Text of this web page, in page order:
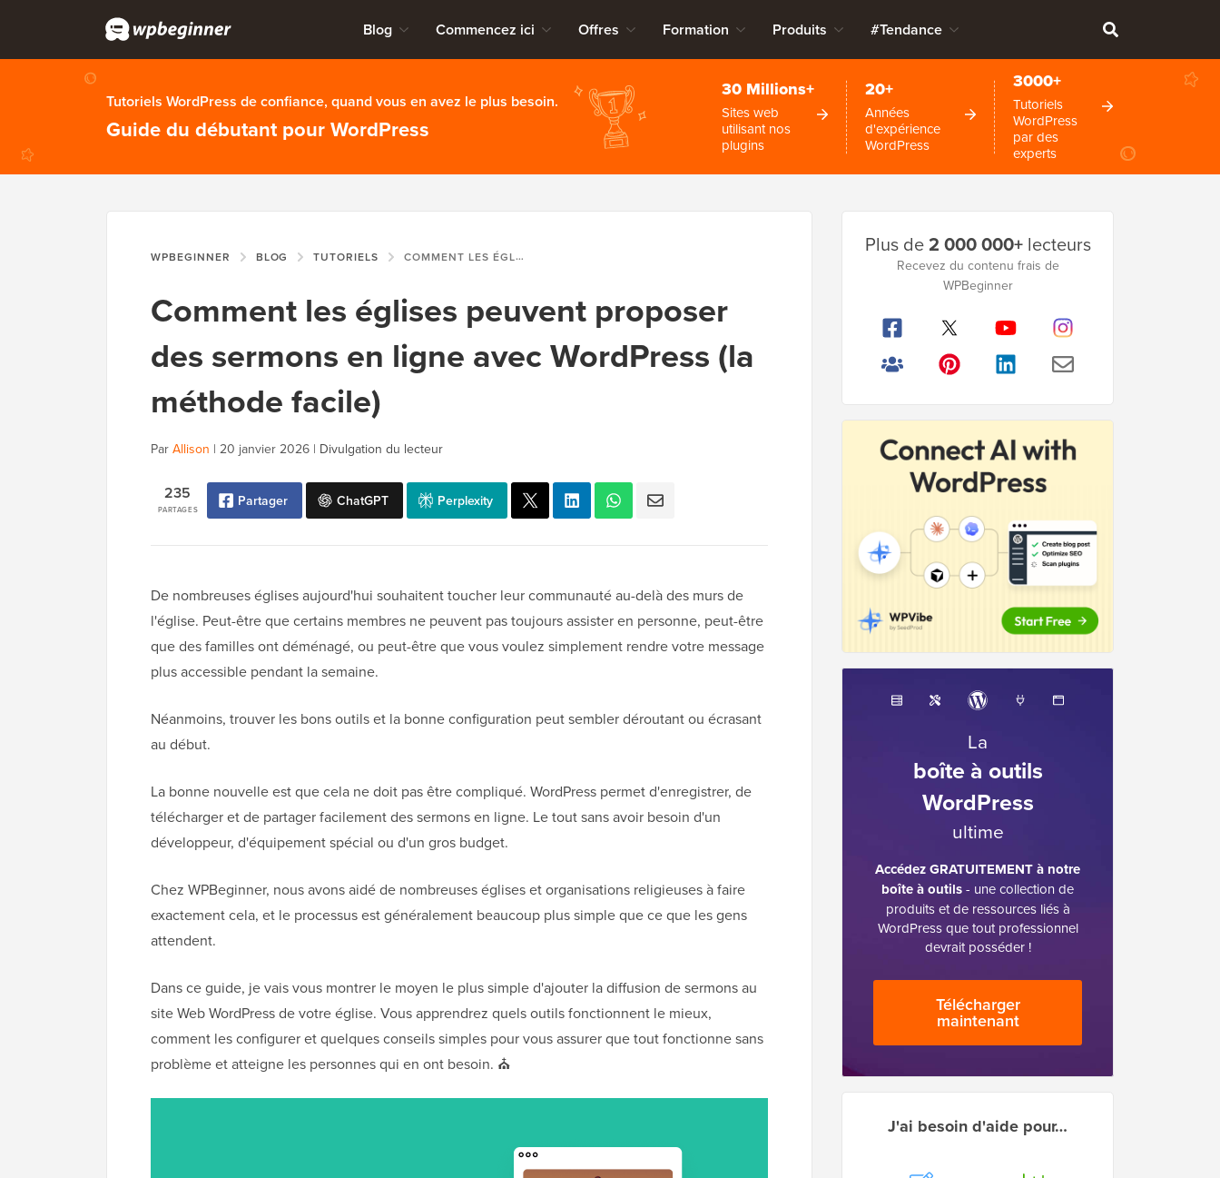
Blog Commencez ici Offres Formation Produits #Tendance
Tutoriels WordPress de confiance, quand vous en avez le plus besoin.
Guide du débutant pour WordPress
30 Millions+
Sites web
utilisant nos
plugins
20+
Années
d'expérience
WordPress
3000+
Tutoriels
WordPress
par des
experts
WPBEGINNER BLOG TUTORIELS COMMENT LES ÉGLISES PEUVENT PROPOSER DES SERMONS EN LIGNE AVEC WORDPRESS (LA MÉTHODE FACILE)
Comment les églises peuvent proposer
des sermons en ligne avec WordPress (la
méthode facile)
Par Allison | 20 janvier 2026 | Divulgation du lecteur
PARTAGES
235 Partager ChatGPT Perplexity
De nombreuses églises aujourd'hui souhaitent toucher leur communauté au-delà des murs de
l'église. Peut-être que certains membres ne peuvent pas toujours assister en personne, peut-être
que des familles ont déménagé, ou peut-être que vous voulez simplement rendre votre message
plus accessible pendant la semaine.
Néanmoins, trouver les bons outils et la bonne configuration peut sembler déroutant ou écrasant
au début.
La bonne nouvelle est que cela ne doit pas être compliqué. WordPress permet d'enregistrer, de
télécharger et de partager facilement des sermons en ligne. Le tout sans avoir besoin d'un
développeur, d'équipement spécial ou d'un gros budget.
Chez WPBeginner, nous avons aidé de nombreuses églises et organisations religieuses à faire
exactement cela, et le processus est généralement beaucoup plus simple que ce que les gens
attendent.
Dans ce guide, je vais vous montrer le moyen le plus simple d'ajouter la diffusion de sermons au
site Web WordPress de votre église. Vous apprendrez quels outils fonctionnent le mieux,
comment les configurer et quelques conseils simples pour vous assurer que tout fonctionne sans
problème et atteigne les personnes qui en ont besoin. ⛪
latérale
Plus de2 000 000+lecteurs
Recevez du contenu frais de
WPBeginner
La
boîte à outils
WordPress
ultime
Accédez GRATUITEMENT à notre
boîte à outils- une collection de
produits et de ressources liés à
WordPress que tout professionnel
devrait posséder !
Télécharger
maintenant
J'ai besoin d'aide pour…